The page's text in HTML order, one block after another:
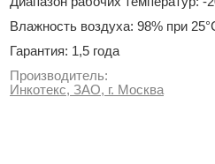
Влажность воздуха: 98% при
Гарантия: 1,5 года
Производитель:
Инкотекс, ЗАО, г. Москва